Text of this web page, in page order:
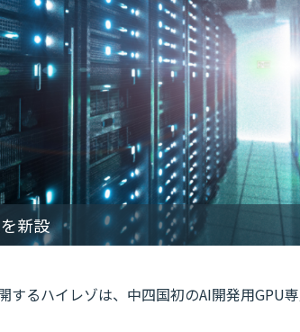
新設
するハイレゾは、中四国初のAI開発用GPU